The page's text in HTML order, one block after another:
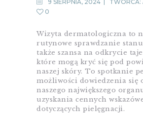
9 SIERPNIA, 2024 TWÓRCA:
0
Wizyta dermatologiczna to
rutynowe sprawdzanie
także szansa na odkrycie
które mogą kryć się pod
naszej skóry. To spotkanie
możliwości dowiedzenia się
naszego największego
uzyskania cennych
dotyczących pielęgnacji.